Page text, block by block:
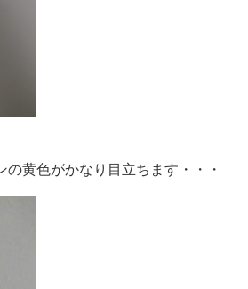
黄色がかなり目立ちます・・・